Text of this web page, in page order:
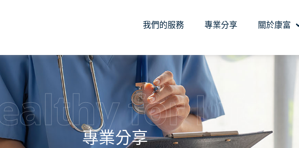
我們的服務 專業分享 關於康富
for Life
專業分享